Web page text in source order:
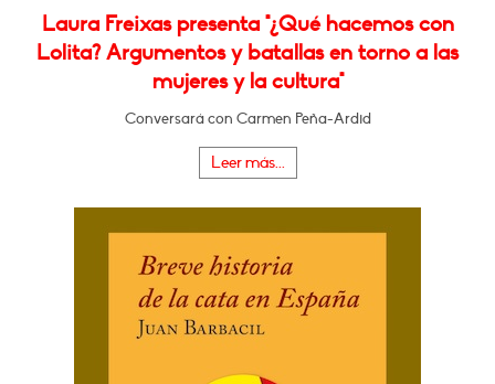
Laura Freixas presenta "¿Qué hacemos con
Lolita? Argumentos y batallas en torno a las
mujeres y la cultura"
Conversará con Carmen Peña-Ardid
Leer más...